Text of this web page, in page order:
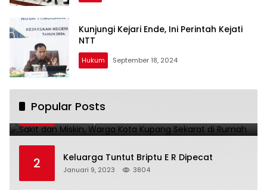
Kunjungi Kejari Ende, Ini Perintah Kejati
NTT
Hukum September 18, 2024
Popular Posts
1
Sekarat di Rumah
2 Keluarga Tuntut Briptu E R Dipecat
Januari 9, 2023 3804